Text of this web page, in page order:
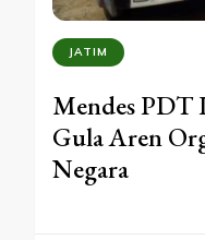
JATIM
Mendes PDT
Gula Aren
Negara